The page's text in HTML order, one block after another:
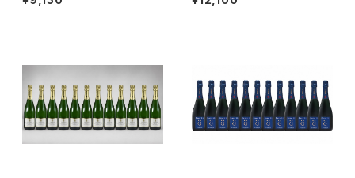
ーニュ フランス ヴェルズネイ
NV 750ml アサイー ルクレー